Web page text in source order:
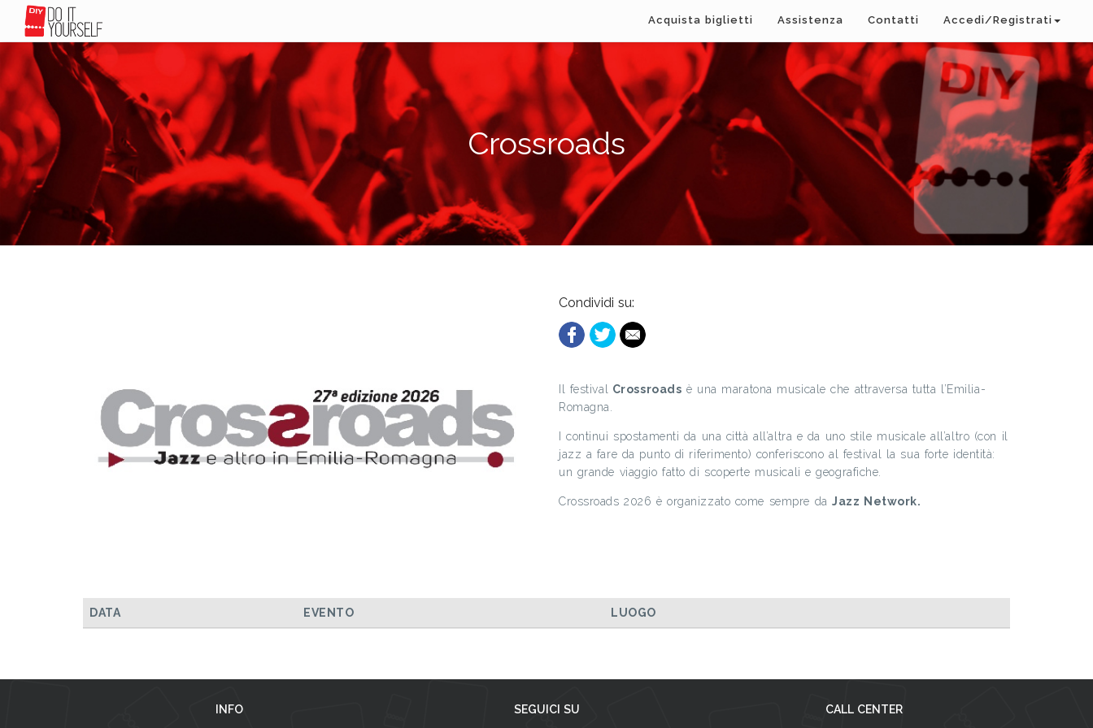
Acquista biglietti Assistenza Contatti Accedi/Registrati
Crossroads
Condividi su:
Il festival Crossroads è una maratona musicale che attraversa tutta l’Emilia-
Romagna.
I continui spostamenti da una città all’altra e da uno stile musicale all’altro (con il
jazz a fare da punto di riferimento) conferiscono al festival la sua forte identità:
un grande viaggio fatto di scoperte musicali e geografiche.
Crossroads 2026 è organizzato come sempre daJazz Network.
DATA EVENTO LUOGO
INFO SEGUICI SU CALL CENTER